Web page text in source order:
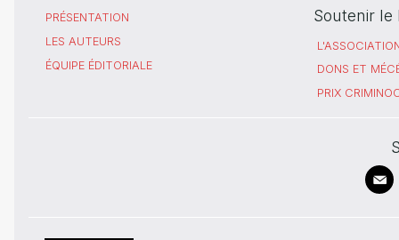
PRÉSENTATION
LES AUTEURS
ÉQUIPE ÉDITORIALE
Soutenir le
DONS ET
PRIX